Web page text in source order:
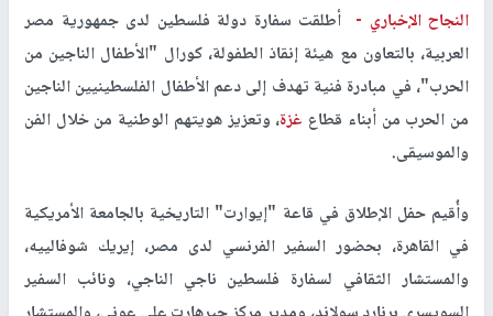
النجاح الإخباري - أطلقت سفارة دولة فلسطين لدى جمهورية مصر
العربية، بالتعاون مع هيئة إنقاذ الطفولة، كورال "الأطفال الناجين من
الحرب"، في مبادرة فنية تهدف إلى دعم الأطفال الفلسطينيين الناجين
من الحرب من أبناء قطاع غزة، وتعزيز هويتهم الوطنية من خلال الفن
والموسيقى.
وأُقيم حفل الإطلاق في قاعة "إيوارت" التاريخية بالجامعة الأمريكية
في القاهرة، بحضور السفير الفرنسي لدى مصر، إيريك شوفالييه،
والمستشار الثقافي لسفارة فلسطين ناجي الناجي، ونائب السفير